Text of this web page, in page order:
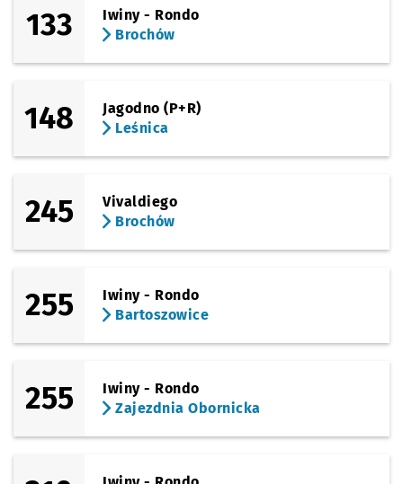
133
Iwiny - Rondo
Brochów
148
Jagodno (P+R)
Leśnica
245
Vivaldiego
Brochów
255
Iwiny - Rondo
Bartoszowice
255
Iwiny - Rondo
Zajezdnia Obornicka